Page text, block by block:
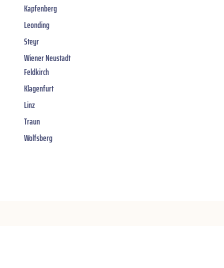
Kapfenberg
Leonding
Steyr
Wiener Neustadt
Feldkirch
Klagenfurt
Linz
Traun
Wolfsberg